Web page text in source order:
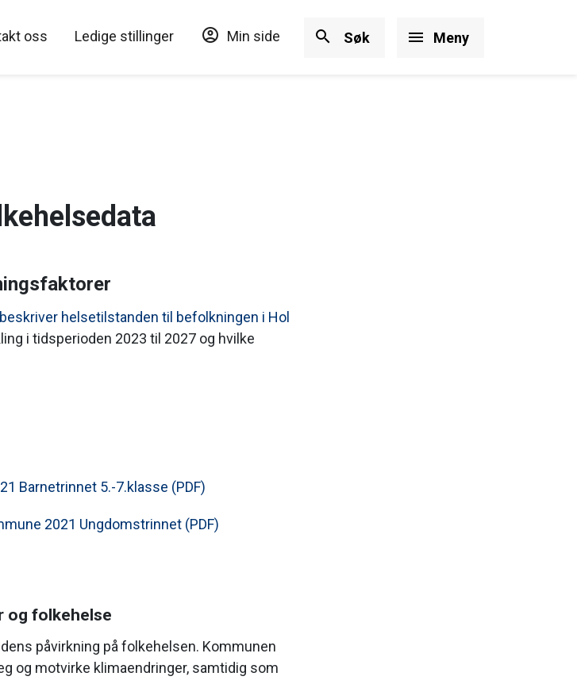
til hovedinnholdet
oss Ledige stillinger account_circle Min side search Søk menu Meny
helsetilstanden til befolkningen i Hol
i tidsperioden 2023 til 2027 og hvilke
Barnetrinnet 5.-7.klasse (PDF)
2021 Ungdomstrinnet (PDF)
og folkehelse
påvirkning på folkehelsen. Kommunen
og motvirke klimaendringer, samtidig som